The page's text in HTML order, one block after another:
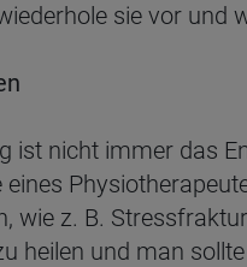
sie vor und
ist nicht immer das
wie z. B.
heilen und man